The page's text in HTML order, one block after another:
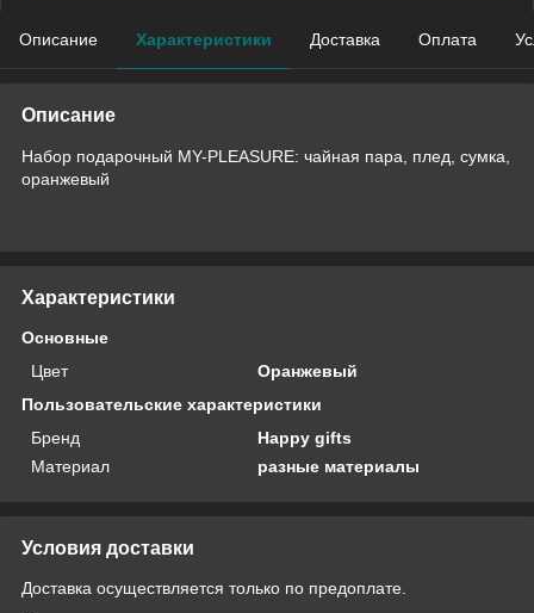
Описание Характеристики Доставка Оплата
Описание
Набор подарочный MY-PLEASURE: чайная пара, плед, сумка,
оранжевый
Характеристики
Основные
Цвет
Оранжевый
Пользовательские характеристики
Бренд
Happy gifts
Материал
разные материалы
Условия доставки
Доставка осуществляется только по предоплате.